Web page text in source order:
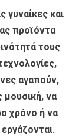
γυναίκες και
προϊόντα
τους
αγαπούν,
να
χρόνο ή να